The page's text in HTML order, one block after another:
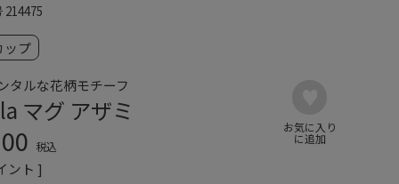
214475
ップ
タルな花柄モチーフ
マグ アザミ
税込
ント ]